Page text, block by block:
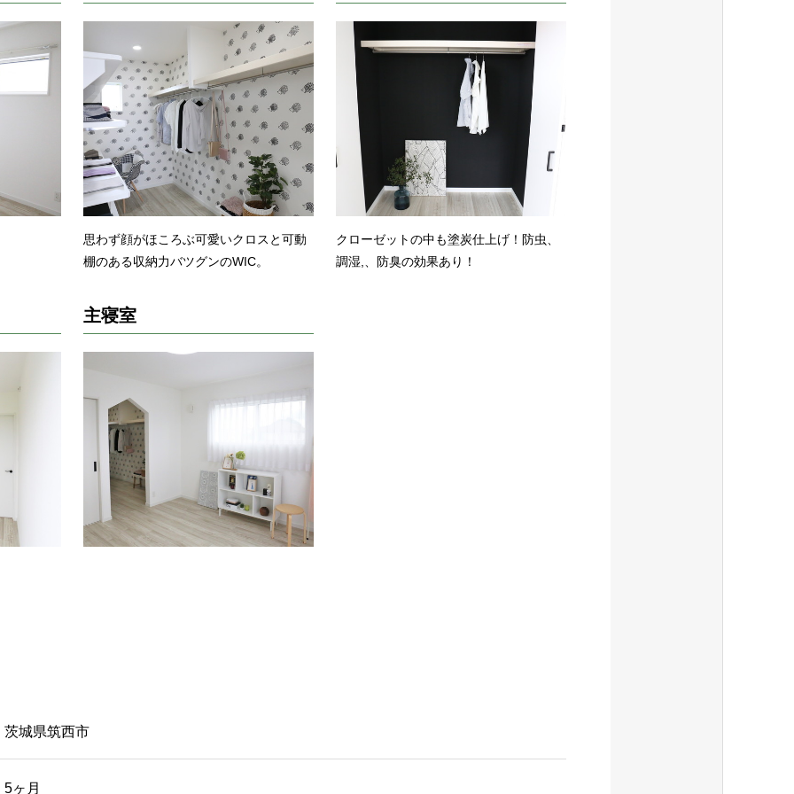
思わず顔がほころぶ可愛いクロスと可動
棚のある収納力バツグンのWIC。
クローゼットの中も塗炭仕上げ！防虫、
調湿,、防臭の効果あり！
主寝室
茨城県筑西市
5ヶ月